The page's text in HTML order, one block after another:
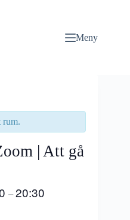
Meny
rum.
| Att gå
–20:30